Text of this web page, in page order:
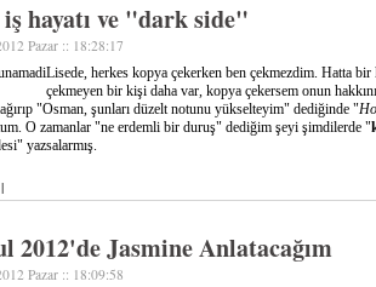
hayatı ve "dark side"
Pazar :: 18:28:17
Lisede, herkes kopya çekerken ben çekmezdim. Hatta
çekmeyen bir kişi daha var, kopya çekersem onun
"Osman, şunları düzelt notunu yükselteyim" dediğinde "
O zamanlar "ne erdemli bir duruş" dediğim şeyi şimdilerde "
yazsalarmış.
|
2012'de Jasmine Anlatacağım
Pazar :: 18:09:58